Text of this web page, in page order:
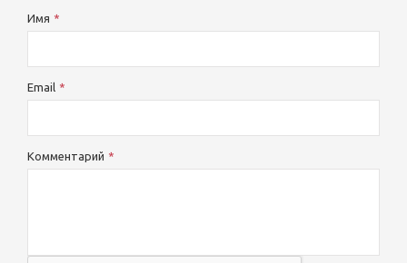
Имя
Email
Комментарий